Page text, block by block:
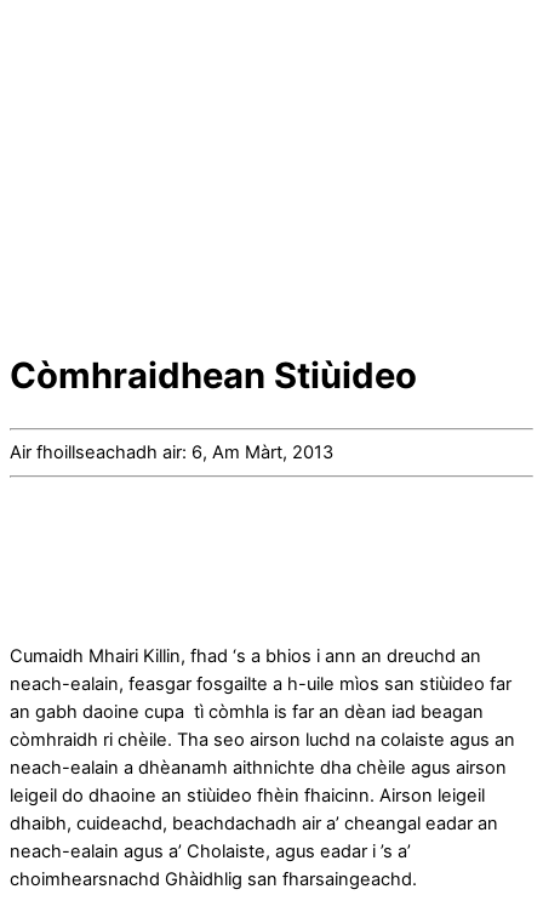
Còmhraidhean Stiùideo
Air fhoillseachadh air: 6, Am Màrt, 2013
Cumaidh Mhairi Killin, fhad ‘s a bhios i ann an dreuchd an
neach-ealain, feasgar fosgailte a h-uile mìos san stiùideo far
an gabh daoine cupa tì còmhla is far an dèan iad beagan
còmhraidh ri chèile. Tha seo airson luchd na colaiste agus an
neach-ealain a dhèanamh aithnichte dha chèile agus airson
leigeil do dhaoine an stiùideo fhèin fhaicinn. Airson leigeil
dhaibh, cuideachd, beachdachadh air a’ cheangal eadar an
neach-ealain agus a’ Cholaiste, agus eadar i ’s a’
choimhearsnachd Ghàidhlig san fharsaingeachd.